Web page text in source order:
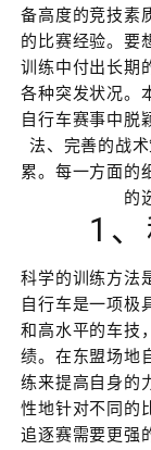
备高度的竞技素
的比赛经验。要
训练中付出长期
各种突发状况。
自行车赛事中脱
法、完善的战
累。每一方面的
的
1
科学的训练方法
自行车是一项极
和高水平的车技
绩。在东盟场地
练来提高自身的
性地针对不同的
追逐赛需要更强